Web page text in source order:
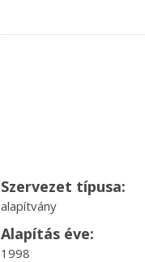
Szervezet típusa:
alapítvány
Alapítás éve:
1998